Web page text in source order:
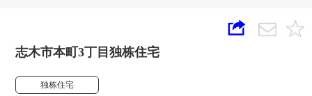
志木市本町3丁目独栋住宅
独栋住宅